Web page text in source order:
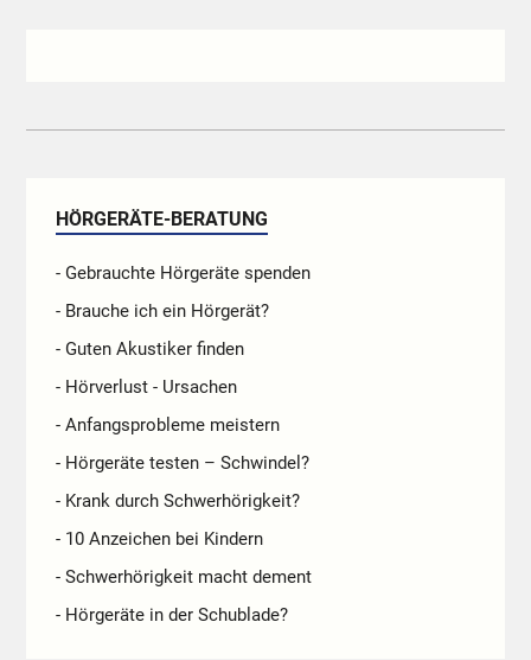
HÖRGERÄTE-BERATUNG
- Gebrauchte Hörgeräte spenden
- Brauche ich ein Hörgerät?
- Guten Akustiker finden
- Hörverlust - Ursachen
- Anfangsprobleme meistern
- Hörgeräte testen – Schwindel?
- Krank durch Schwerhörigkeit?
- 10 Anzeichen bei Kindern
- Schwerhörigkeit macht dement
- Hörgeräte in der Schublade?